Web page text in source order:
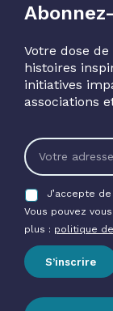
Votre dose
histoires
initiatives
associations
J’accepte
Vous pouvez
plus : politique
S’inscrire